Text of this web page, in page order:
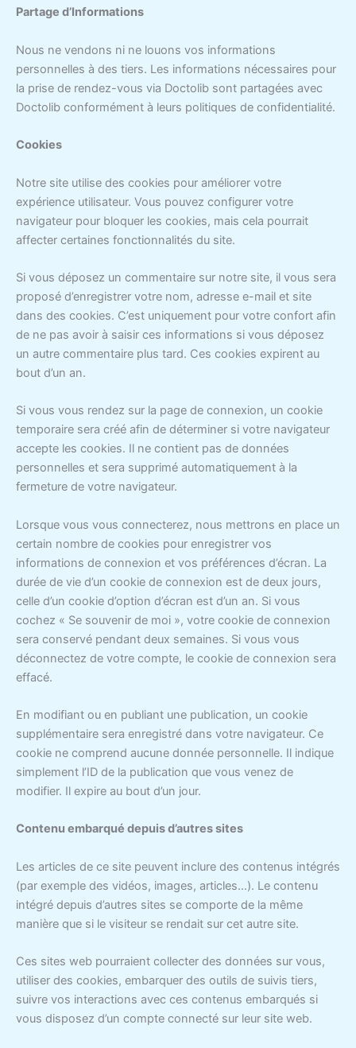
Partage d’Informations
Nous ne vendons ni ne louons vos informations
personnelles à des tiers. Les informations nécessaires pour
la prise de rendez-vous via Doctolib sont partagées avec
Doctolib conformément à leurs politiques de confidentialité.
Cookies
Notre site utilise des cookies pour améliorer votre
expérience utilisateur. Vous pouvez configurer votre
navigateur pour bloquer les cookies, mais cela pourrait
affecter certaines fonctionnalités du site.
Si vous déposez un commentaire sur notre site, il vous sera
proposé d’enregistrer votre nom, adresse e-mail et site
dans des cookies. C’est uniquement pour votre confort afin
de ne pas avoir à saisir ces informations si vous déposez
un autre commentaire plus tard. Ces cookies expirent au
bout d’un an.
Si vous vous rendez sur la page de connexion, un cookie
temporaire sera créé afin de déterminer si votre navigateur
accepte les cookies. Il ne contient pas de données
personnelles et sera supprimé automatiquement à la
fermeture de votre navigateur.
Lorsque vous vous connecterez, nous mettrons en place un
certain nombre de cookies pour enregistrer vos
informations de connexion et vos préférences d’écran. La
durée de vie d’un cookie de connexion est de deux jours,
celle d’un cookie d’option d’écran est d’un an. Si vous
cochez « Se souvenir de moi », votre cookie de connexion
sera conservé pendant deux semaines. Si vous vous
déconnectez de votre compte, le cookie de connexion sera
effacé.
En modifiant ou en publiant une publication, un cookie
supplémentaire sera enregistré dans votre navigateur. Ce
cookie ne comprend aucune donnée personnelle. Il indique
simplement l’ID de la publication que vous venez de
modifier. Il expire au bout d’un jour.
Contenu embarqué depuis d’autres sites
Les articles de ce site peuvent inclure des contenus intégrés
(par exemple des vidéos, images, articles…). Le contenu
intégré depuis d’autres sites se comporte de la même
manière que si le visiteur se rendait sur cet autre site.
Ces sites web pourraient collecter des données sur vous,
utiliser des cookies, embarquer des outils de suivis tiers,
suivre vos interactions avec ces contenus embarqués si
vous disposez d’un compte connecté sur leur site web.